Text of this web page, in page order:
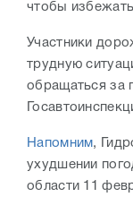
чтобы
Участники
трудную
обращаться за
Напомним,
ухудшении
области 11